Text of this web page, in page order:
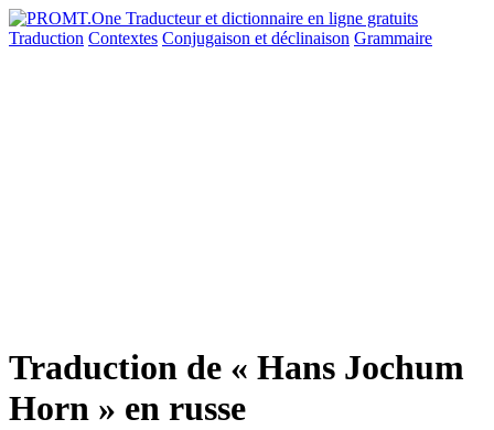
Traduction Contextes Conjugaison et déclinaison Grammaire
Traduction de « Hans Jochum
Horn » en russe